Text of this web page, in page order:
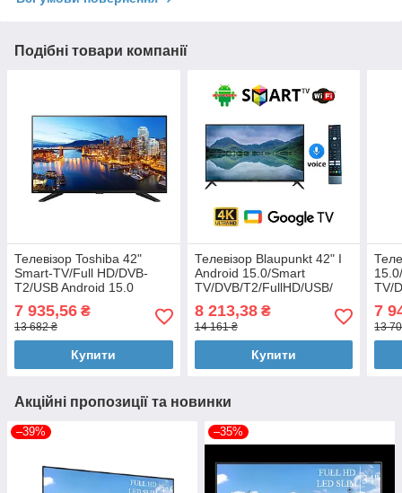
Подібні товари компанії
Телевізор Toshiba 42"
Smart-TV/Full HD/DVB-
T2/USB Android 15.0
7 935,56 ₴
13 682 ₴
Купити
Телевізор Blaupunkt 42" I
Android 15.0/Smart
TV/DVB/T2/FullHD/USB/
8 213,38₴
14 161 ₴
Купити
TV/
7
13
Акційні пропозиції та новинки
–39% –35%